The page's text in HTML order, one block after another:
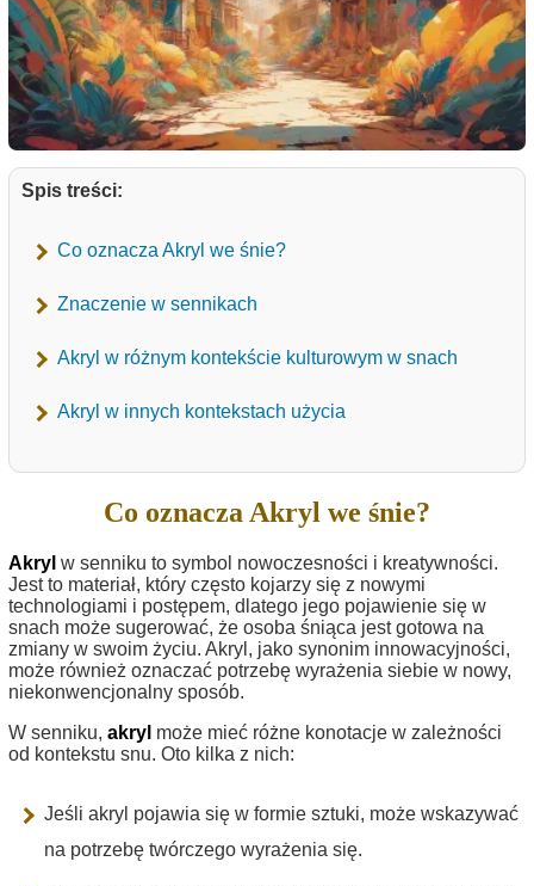
Spis treści:
Co oznacza Akryl we śnie?
Znaczenie w sennikach
Akryl w różnym kontekście kulturowym w snach
Akryl w innych kontekstach użycia
Co oznacza Akryl we śnie?
Akryl w senniku to symbol nowoczesności i kreatywności.
Jest to materiał, który często kojarzy się z nowymi
technologiami i postępem, dlatego jego pojawienie się w
snach może sugerować, że osoba śniąca jest gotowa na
zmiany w swoim życiu. Akryl, jako synonim innowacyjności,
może również oznaczać potrzebę wyrażenia siebie w nowy,
niekonwencjonalny sposób.
W senniku, akryl może mieć różne konotacje w zależności
od kontekstu snu. Oto kilka z nich:
Jeśli akryl pojawia się w formie sztuki, może wskazywać
na potrzebę twórczego wyrażenia się.